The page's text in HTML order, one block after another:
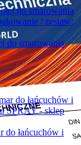
do smarowania
łańcuchów i